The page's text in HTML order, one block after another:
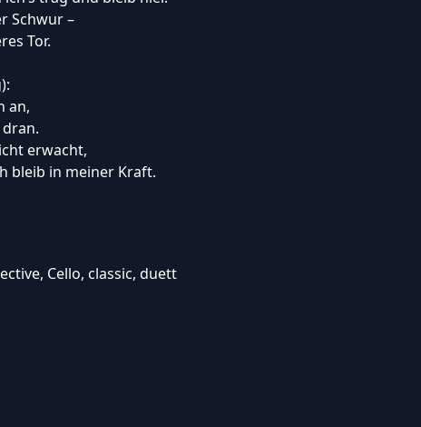
Schwur –
Tor.
an,
erwacht,
bleib in meiner Kraft.
Cello, classic, duett